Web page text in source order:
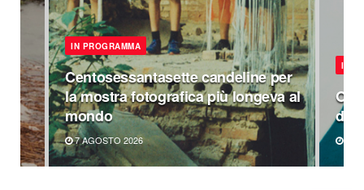
IN PROGRAMMA
Centosessantasette candeline per
la mostra fotografica più longeva al
mondo
7 AGOSTO 2026
IN
di
6